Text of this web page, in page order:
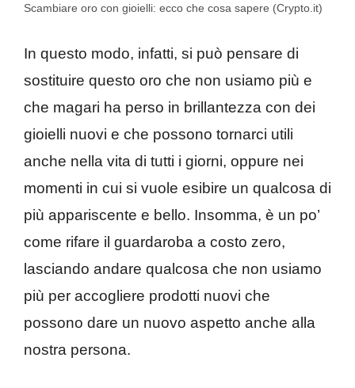
Scambiare oro con gioielli: ecco che cosa sapere (Crypto.it)
In questo modo, infatti, si può pensare di
sostituire questo oro che non usiamo più e
che magari ha perso in brillantezza con dei
gioielli nuovi e che possono tornarci utili
anche nella vita di tutti i giorni, oppure nei
momenti in cui si vuole esibire un qualcosa di
più appariscente e bello. Insomma, è un po’
come rifare il guardaroba a costo zero,
lasciando andare qualcosa che non usiamo
più per accogliere prodotti nuovi che
possono dare un nuovo aspetto anche alla
nostra persona.